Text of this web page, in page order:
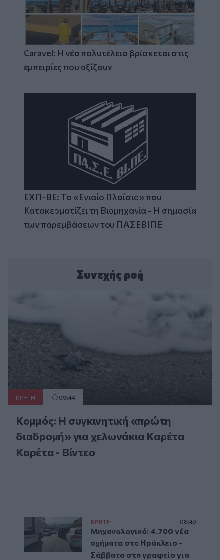
Caravel: Η νέα πολυτέλεια βρίσκεται στις
εμπειρίες που αξίζουν
ΕΧΠ-ΒΕ: Το «Ενιαίο Πλαίσιο» που
Κατακερματίζει τη Βιομηχανία - Η σημασία
των παρεμβάσεων του ΠΑΣΕΒΙΠΕ
Συνεχής ροή
ΚΡΗΤΗ 09:44
Κομμός: Η συγκινητική «πρώτη
διαδρομή» για χελωνάκια Καρέτα
Καρέτα - Βίντεο
ΚΡΗΤΗ 08:49
Μηχανολογικό: 4.700 νέα
οχήματα στο Ηράκλειο -
Σάββατο στο γραφείο για